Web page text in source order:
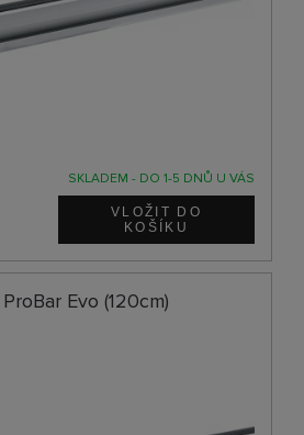
SKLADEM - DO 1-5 DNŮ U VÁS
Evo (120cm)